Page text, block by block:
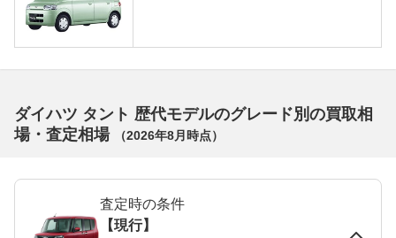
ダイハツ タント 歴代モデルのグレード別の買取相
場・査定相場
（2026年8月 時点）
査定時の条件
【現行】